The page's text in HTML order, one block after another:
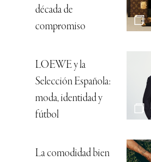
década de
compromiso
LOEWE y la
Selección Española:
moda, identidad y
fútbol
La comodidad bien